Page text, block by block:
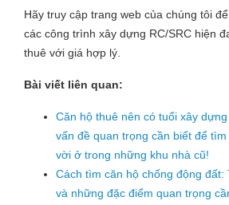
Hãy truy cập trang web của chúng tôi
các công trình xây dựng RC/SRC hiện
thuê với giá hợp lý.
Bài viết liên quan:
Căn hộ thuê nên có tuổi xây
vấn đề quan trọng cần biết để
vời ở trong những khu nhà cũ!
Cách tìm căn hộ chống động đất:
và những đặc điểm quan trọng